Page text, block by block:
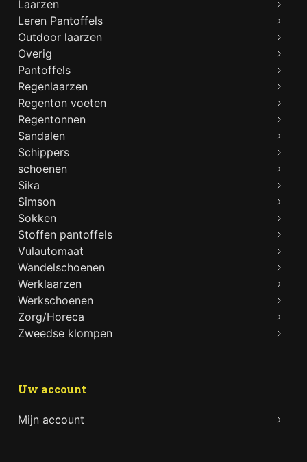
Laarzen
Leren Pantoffels
Outdoor laarzen
Overig
Pantoffels
Regenlaarzen
Regenton voeten
Regentonnen
Sandalen
Schippers
schoenen
Sika
Simson
Sokken
Stoffen pantoffels
Vulautomaat
Wandelschoenen
Werklaarzen
Werkschoenen
Zorg/Horeca
Zweedse klompen
Uw account
Mijn account